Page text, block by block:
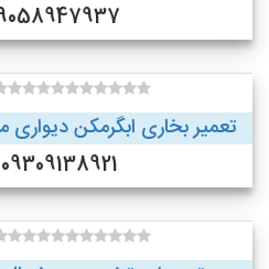
09058947937 (مِیبُد )
تعمیر بخاری ابگرمکن دیواری
09309138921 (اردکان )